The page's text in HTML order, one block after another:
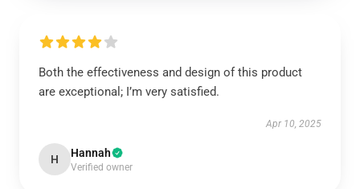
Both the effectiveness and design of this product
are exceptional; I’m very satisfied.
Apr 10, 2025
H Hannah
Verified owner